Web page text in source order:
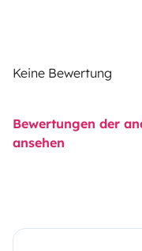
Keine Bewertung
Bewertungen der
ansehen